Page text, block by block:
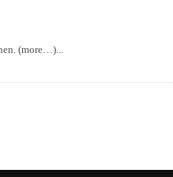
(more…)...